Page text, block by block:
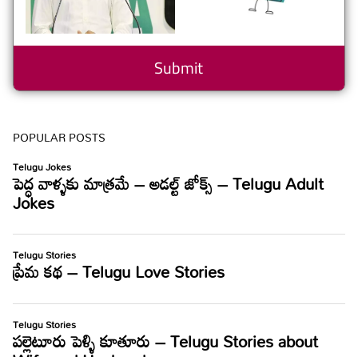
POPULAR POSTS